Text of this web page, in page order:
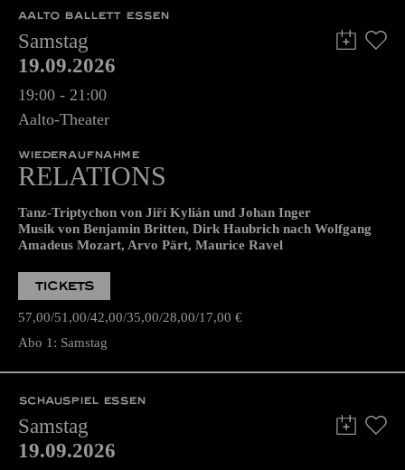
AALTO BALLETT ESSEN
Samstag
19.09.2026
19:00 - 21:00
Aalto-Theater
WIEDERAUFNAHME
RELATIONS
Tanz-Triptychon von Jiří Kylián und Johan Inger
Musik von Benjamin Britten, Dirk Haubrich nach Wolfgang
Amadeus Mozart, Arvo Pärt, Maurice Ravel
TICKETS
57,00 51,00 42,00 35,00 28,00 17,00 €
Abo 1: Samstag
SCHAUSPIEL ESSEN
Samstag
19.09.2026